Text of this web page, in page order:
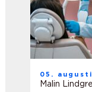
05.
Malin